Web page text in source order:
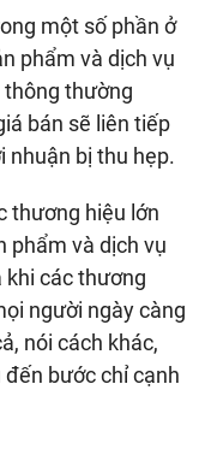
một số phần ở
phẩm và dịch vụ
thông thường
bán sẽ liên tiếp
nhuận bị thu hẹp.
thương hiệu lớn
phẩm và dịch vụ
khi các thương
người ngày càng
nói cách khác,
bước chỉ cạnh